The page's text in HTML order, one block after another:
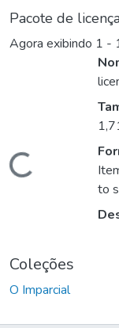
Pacote de
Agora exibindo 1 -
Carregando...
to
Coleções
O Imparcial